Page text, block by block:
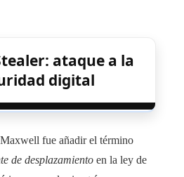
ataque a la
digital
fue añadir el término
de desplazamiento en la ley de